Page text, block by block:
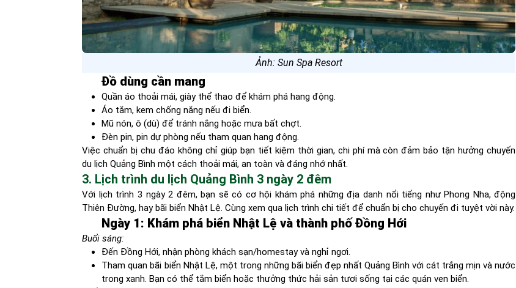
Ảnh: Sun Spa Resort
Đồ dùng cần mang
Quần áo thoải mái, giày thể thao để khám phá hang động.
Áo tắm, kem chống nắng nếu đi biển.
Mũ nón, ô (dù) để tránh nắng hoặc mưa bất chợt.
Đèn pin, pin dự phòng nếu tham quan hang động.
Việc chuẩn bị chu đáo không chỉ giúp bạn tiết kiệm thời gian, chi phí mà còn đảm bảo tận hưởng chuyến
du lịch Quảng Bình một cách thoải mái, an toàn và đáng nhớ nhất.
3. Lịch trình du lịch Quảng Bình 3 ngày 2 đêm
Với lịch trình 3 ngày 2 đêm, bạn sẽ có cơ hội khám phá những địa danh nổi tiếng như Phong Nha, động
Thiên Đường, hay bãi biển Nhật Lệ. Cùng xem qua lịch trình chi tiết để chuẩn bị cho chuyến đi tuyệt vời này.
Ngày 1: Khám phá biển Nhật Lệ và thành phố Đồng Hới
Buổi sáng:
Đến Đồng Hới, nhận phòng khách sạn/homestay và nghỉ ngơi.
Tham quan bãi biển Nhật Lệ, một trong những bãi biển đẹp nhất Quảng Bình với cát trắng mịn và nước
trong xanh. Bạn có thể tắm biển hoặc thưởng thức hải sản tươi sống tại các quán ven biển.